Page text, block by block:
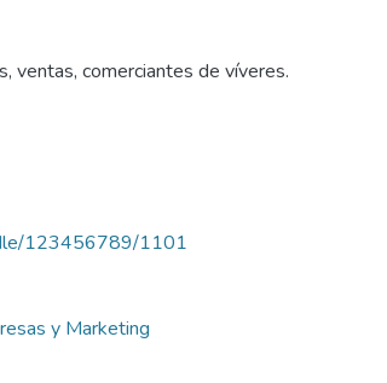
ventas, comerciantes de víveres.
123456789/1101
y Marketing